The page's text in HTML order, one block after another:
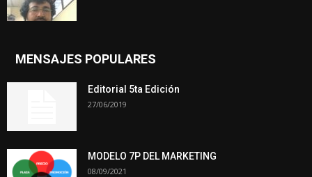
MENSAJES POPULARES
Editorial 5ta Edición
27/06/2019
MODELO 7P DEL MARKETING
08/09/2021